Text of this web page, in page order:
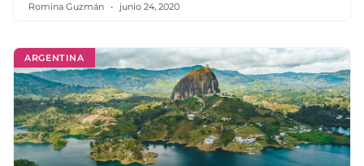
Romina Guzmán junio 24, 2020
ARGENTINA